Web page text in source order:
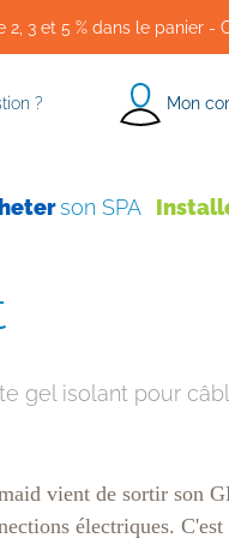
3 et 5 % dans le panier -
? Mon
son SPA
gel isolant pour
vient de sortir son
électriques.